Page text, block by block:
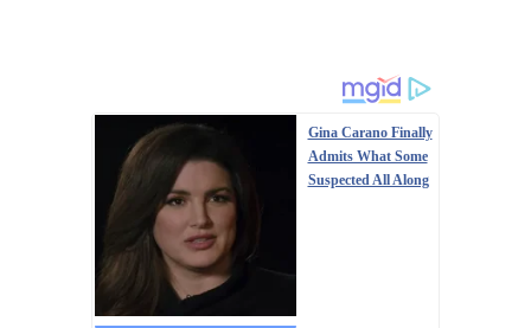
Gina Carano Finally
Admits What Some
Suspected All Along